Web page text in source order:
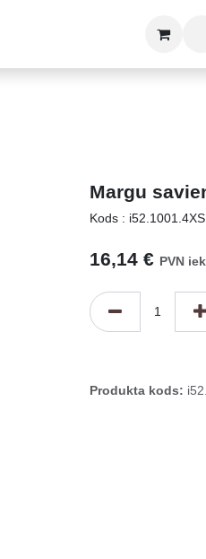
Margu
Kods : i52.1001.4XS
16,14€ PVN
Produkta kods: